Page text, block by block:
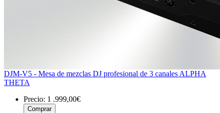
DJM-V5 - Mesa de mezclas DJ profesional de 3 canales ALPHA
THETA
Precio: 1 .999,00€